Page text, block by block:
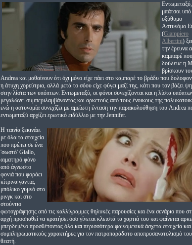
μπάτσοι
οξύθυμο
Αστυνόμο
(Giampiero
Albertini)
την έρευνα
καμπαρέ που
δούλευε η
βρίσκουν
Andrea και μαθαίνουν ότι όχι μόνο είχε πάει στο καμπαρέ το βράδυ που
η άτυχη χορεύτρια, αλλά μετά το σόου είχε φύγει μαζί της, κάτι που τον βάζει
στην λίστα των υπόπτων. Εντωμεταξύ, οι φόνοι συνεχίζονται και η λίστα
μεγαλώνει συμπεριλαμβάνοντας και αρκετούς από τους ένοικους της
ενώ η αστυνομία συνεχίζει με αμείωτη ένταση την παρακολούθηση του Andrea
εντωμεταξύ αρχίζει ερωτικό ειδύλλιο με την Jennifer.
Η ταινία ξεκινάει
με όλα τα στοιχεία
που πρέπει σε ένα
'σωστό' Giallo,
αιματηρό φόνο
από άγνωστο
φονιά που φοράει
κίτρινα γάντια,
μπόλικο γυμνό στο
ρινγκ και στο
στούντιο
φωτογράφησης από τις καλλίγραμμες θηλυκές παρουσίες και ένα σενάριο που
αρχή προσπαθεί να κρατήσει όσο γίνεται κλειστά τα χαρτιά του και φαίνεται
μπερδεμένο προσθέτοντας όλο και περισσότερα φαινομενικά άσχετα στοιχεία και
συμπληρωματικούς χαρακτήρες για τον πατροπαράδοτο αποπροσανατολισμό του
θεατή.